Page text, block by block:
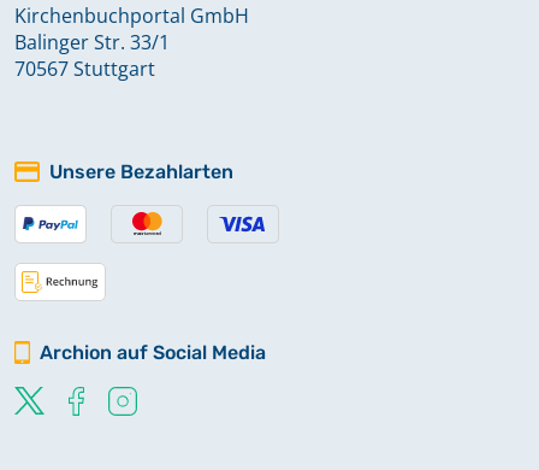
Kirchenbuchportal GmbH
Balinger Str. 33/1
70567 Stuttgart
Unsere Bezahlarten
Archion auf Social Media